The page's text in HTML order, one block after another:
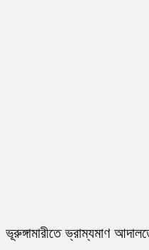
ভূরুঙ্গামারীতে ভ্রাম্যমাণ